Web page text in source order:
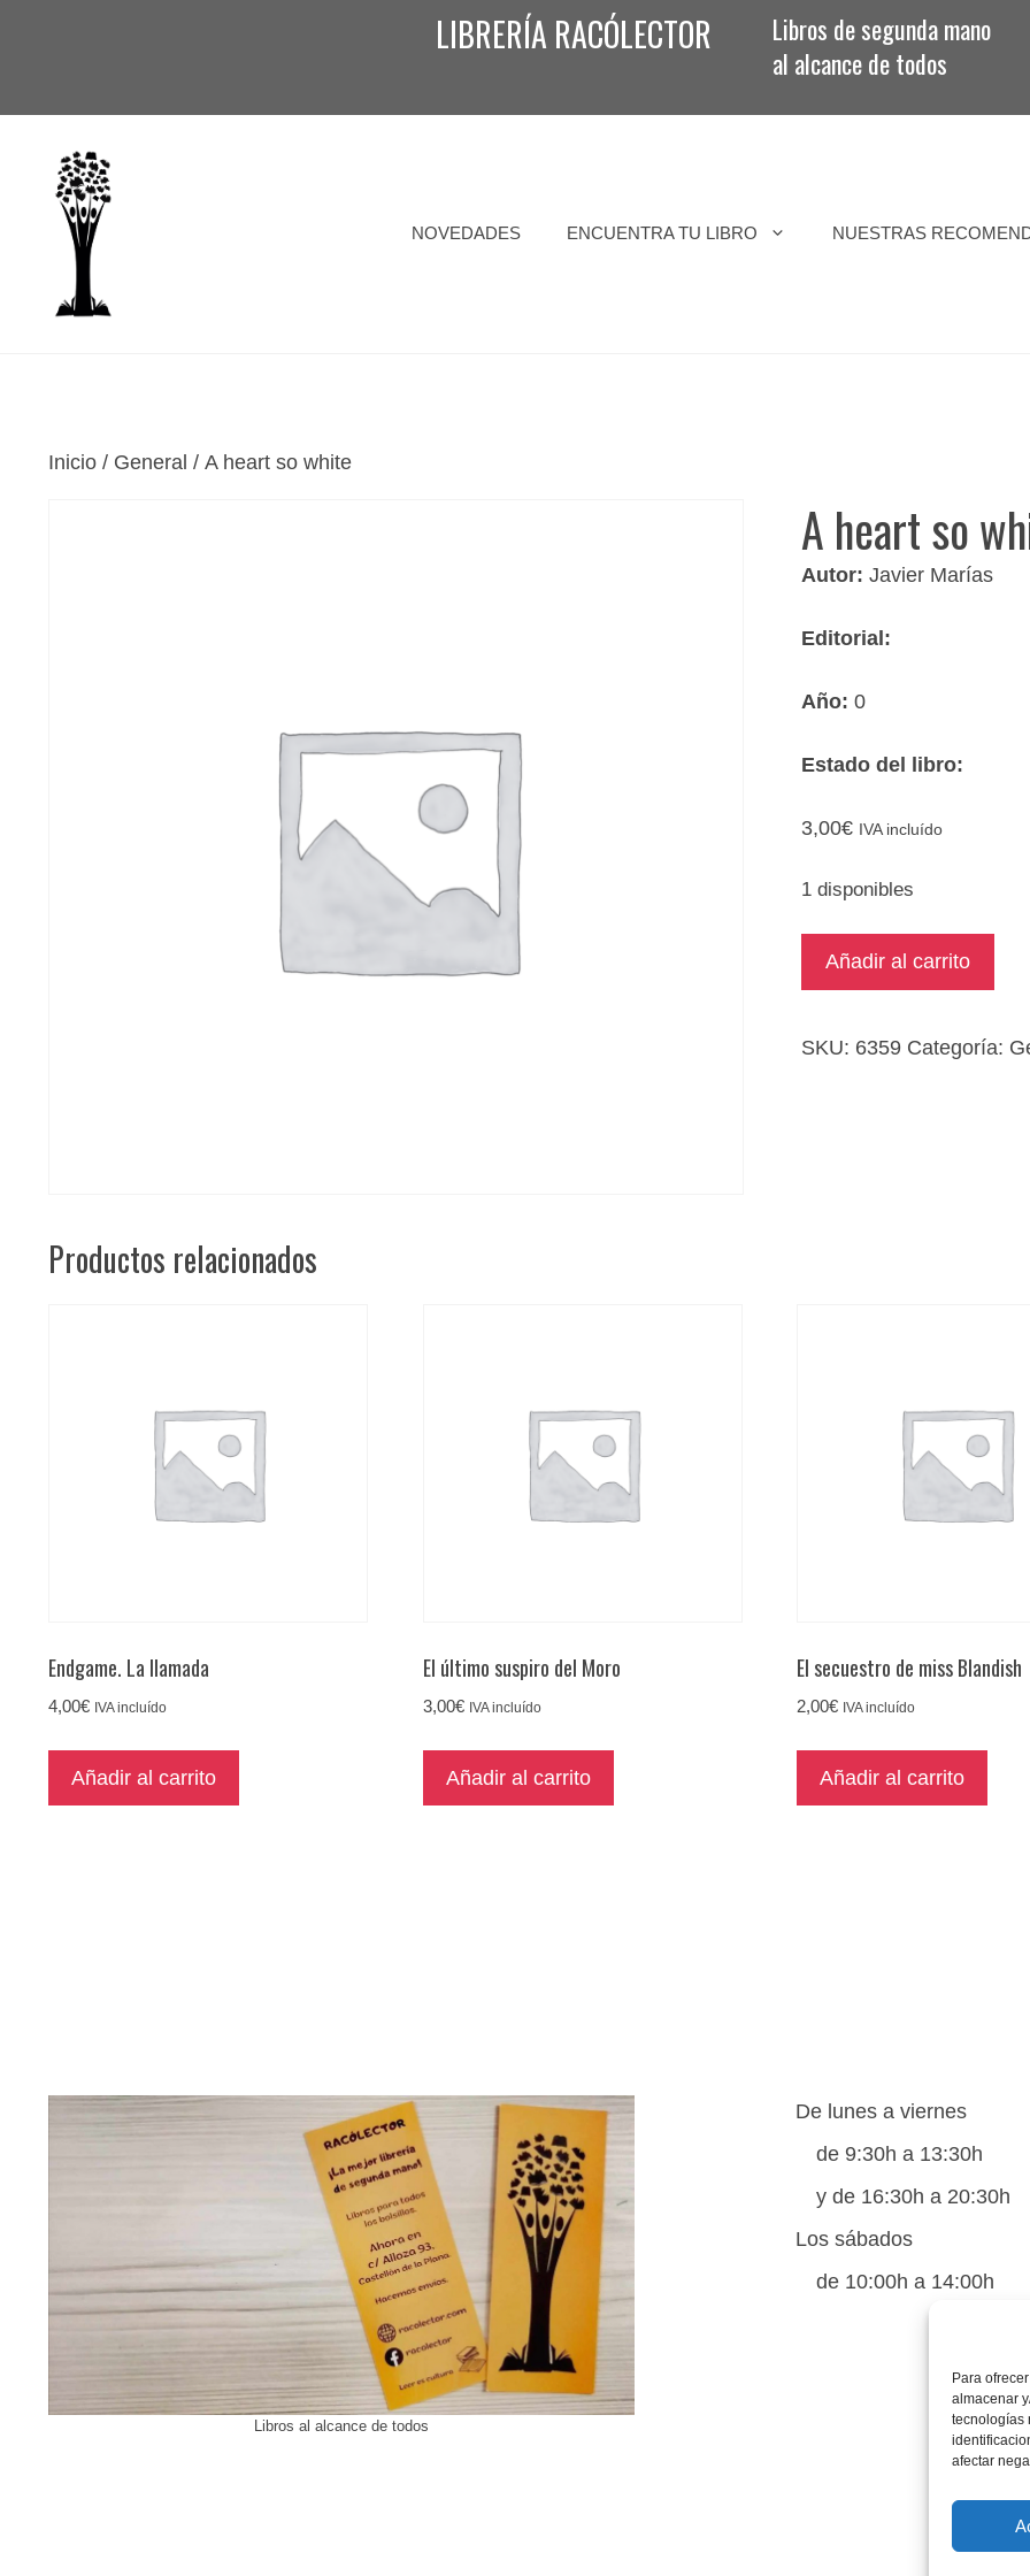
Para
almacenar
tecnologías
afectar
LIBRERÍA RACÓLECTOR
Libros de segunda mano
al alcance de todos
NOVEDADES ENCUENTRA TU LIBRO NUESTRAS
Inicio / General / A heart so white
A heart so
Autor:Javier Marías
Editorial:
Año: 0
Estado del libro:
3,00€ IVA incluído
1 disponibles
white
Añadir al carrito
SKU: 6359 Categoría:
Productos relacionados
Endgame. La llamada
4,00€ IVA incluído
Añadir al carrito
El último suspiro del Moro
3,00€ IVA incluído
Añadir al carrito
El secuestro de miss Blandish
2,00€ IVA incluído
Añadir al carrito
Libros al alcance de todos
De lunes a viernes
de 9:30h a 13:30h
y de 16:30h a 20:30h
Los sábados
de 10:00h a 14:00h